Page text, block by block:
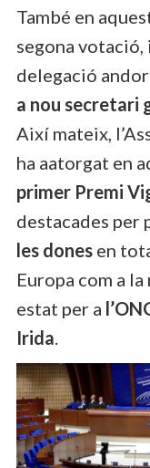
També en
segona votació,
delegació
a nou secretari
Així mateix,
ha aatorgat en
primer Premi
destacades per
les dones en
Europa com a
estat per a
Irida